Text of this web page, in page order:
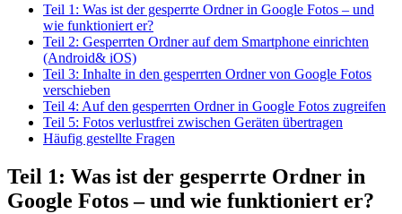
Teil 1: Was ist der gesperrte Ordner in Google Fotos – und
wie funktioniert er?
Teil 2: Gesperrten Ordner auf dem Smartphone einrichten
(Android& iOS)
Teil 3: Inhalte in den gesperrten Ordner von Google Fotos
verschieben
Teil 4: Auf den gesperrten Ordner in Google Fotos zugreifen
Teil 5: Fotos verlustfrei zwischen Geräten übertragen
Häufig gestellte Fragen
Teil 1: Was ist der gesperrte Ordner in
Google Fotos – und wie funktioniert er?